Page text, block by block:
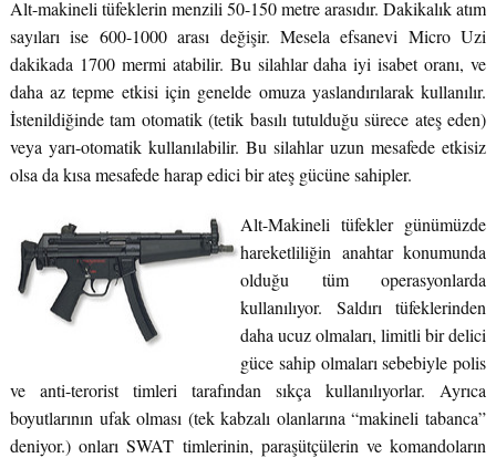
Alt-makineli tüfeklerin menzili 50-150 metre arasıdır. Dakikalık atım
sayıları ise 600-1000 arası değişir. Mesela efsanevi Micro Uzi
dakikada 1700 mermi atabilir. Bu silahlar daha iyi isabet oranı, ve
daha az tepme etkisi için genelde omuza yaslandırılarak kullanılır.
İstenildiğinde tam otomatik (tetik basılı tutulduğu sürece ateş eden)
veya yarı-otomatik kullanılabilir. Bu silahlar uzun mesafede etkisiz
olsa da kısa mesafede harap edici bir ateş gücüne sahipler.
Alt-Makineli tüfekler günümüzde
hareketliliğin anahtar konumunda
olduğu tüm operasyonlarda
kullanılıyor. Saldırı tüfeklerinden
daha ucuz olmaları, limitli bir delici
güce sahip olmaları sebebiyle polis
ve anti-terorist timleri tarafından sıkça kullanılıyorlar. Ayrıca
boyutlarının ufak olması (tek kabzalı olanlarına “makineli tabanca”
deniyor.) onları SWAT timlerinin, paraşütçülerin ve komandoların